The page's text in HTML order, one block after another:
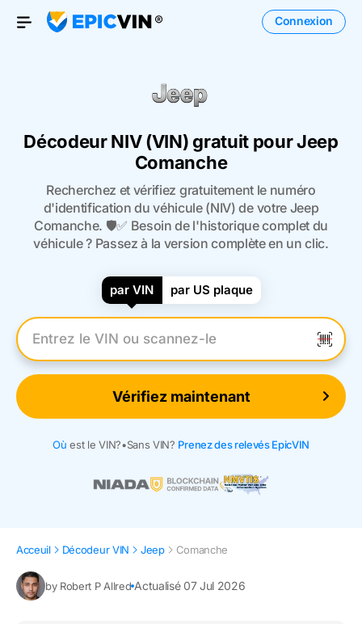
Open Menu
Connexion
Décodeur NIV (VIN) gratuit pour Jeep
Comanche
Recherchez et vérifiez gratuitement le numéro
d'identification du véhicule (NIV) de votre Jeep
Comanche. 🛡️✅ Besoin de l'historique complet du
véhicule ? Passez à la version complète en un clic.
par VIN par US plaque
Entrez le numéro VIN
Vérifiez maintenant
Où est le VIN?•Sans VIN? Prenez des relevés EpicVIN
Acceuil Décodeur VIN Jeep Comanche
by Robert P Allred Actualisé 07 Jul 2026